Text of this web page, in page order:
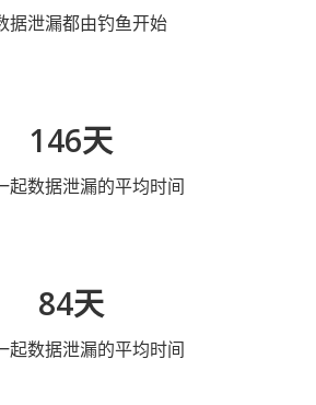
据泄漏都由钓鱼开始
146天
起数据泄漏的平均时间
84天
起数据泄漏的平均时间